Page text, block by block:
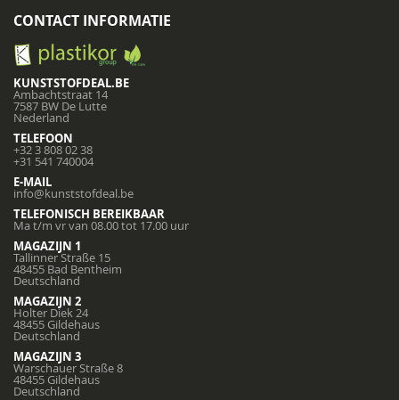
CONTACT INFORMATIE
KUNSTSTOFDEAL.BE
Ambachtstraat 14
7587 BW De Lutte
Nederland
TELEFOON
+32 3 808 02 38
+31 541 740004
E-MAIL
info@kunststofdeal.be
TELEFONISCH BEREIKBAAR
Ma t/m vr van 08.00 tot 17.00 uur
MAGAZIJN 1
Tallinner Straße 15
48455 Bad Bentheim
Deutschland
MAGAZIJN 2
Holter Diek 24
48455 Gildehaus
Deutschland
MAGAZIJN 3
Warschauer Straße 8
48455 Gildehaus
Deutschland